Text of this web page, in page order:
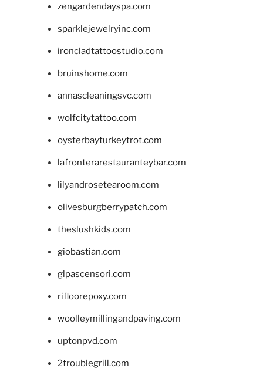
zengardendayspa.com
sparklejewelryinc.com
ironcladtattoostudio.com
bruinshome.com
annascleaningsvc.com
wolfcitytattoo.com
oysterbayturkeytrot.com
lafronterarestauranteybar.com
lilyandrosetearoom.com
olivesburgberrypatch.com
theslushkids.com
giobastian.com
glpascensori.com
rifloorepoxy.com
woolleymillingandpaving.com
uptonpvd.com
2troublegrill.com